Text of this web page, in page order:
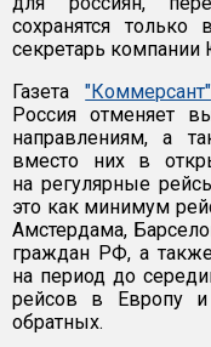
сохранятся
секретарь компании
Газета"Коммерсант"
Россия отменяет
направлениям, а
вместо них в
на регулярные
это как минимум
Амстердама,
граждан РФ, а
на период до
рейсов в Европу
обратных.